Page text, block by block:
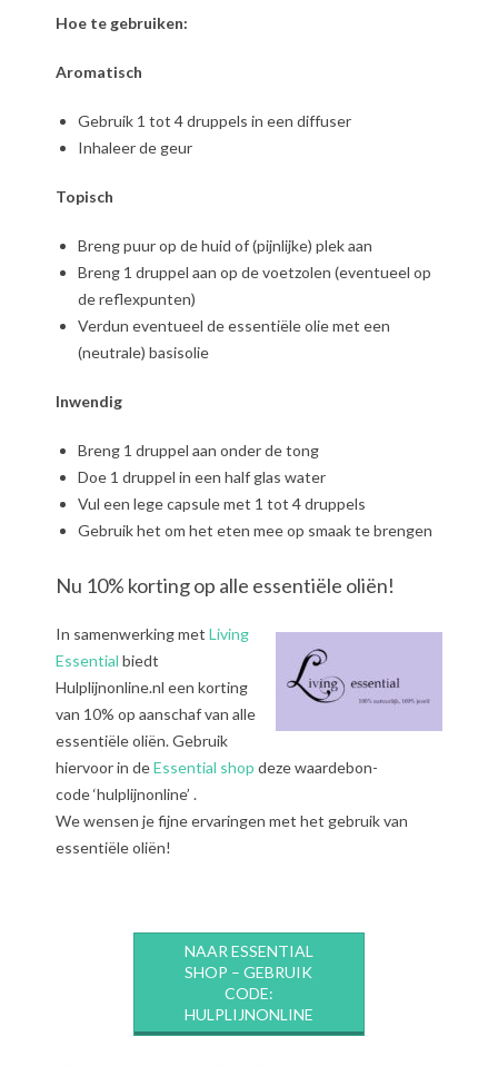
Hoe te gebruiken:
Aromatisch
Gebruik 1 tot 4 druppels in een diffuser
Inhaleer de geur
Topisch
Breng puur op de huid of (pijnlijke) plek aan
Breng 1 druppel aan op de voetzolen (eventueel op
de reflexpunten)
Verdun eventueel de essentiële olie met een
(neutrale) basisolie
Inwendig
Breng 1 druppel aan onder de tong
Doe 1 druppel in een half glas water
Vul een lege capsule met 1 tot 4 druppels
Gebruik het om het eten mee op smaak te brengen
Nu 10% korting op alle essentiële oliën!
In samenwerking met Living
Essential biedt
Hulplijnonline.nl een korting
van 10% op aanschaf van alle
essentiële oliën. Gebruik
hiervoor in deEssential shop deze waardebon-
code ‘hulplijnonline’ .
We wensen je fijne ervaringen met het gebruik van
essentiële oliën!
NAAR ESSENTIAL
SHOP – GEBRUIK
CODE:
HULPLIJNONLINE